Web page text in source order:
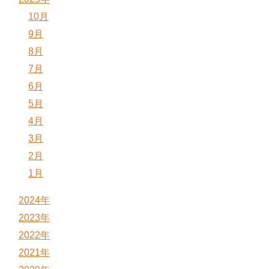
10月
9月
8月
7月
6月
5月
4月
3月
2月
1月
2024年
2023年
2022年
2021年